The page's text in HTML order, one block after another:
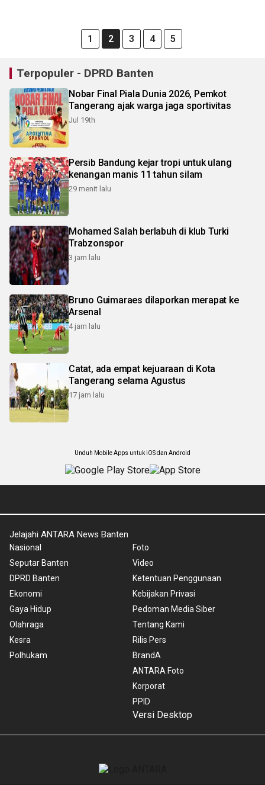
1 2 3 4 5
Terpopuler - DPRD Banten
Nobar Final Piala Dunia 2026, Pemkot
Tangerang ajak warga jaga sportivitas
Jul 19th
Persib Bandung kejar tropi untuk ulang
kenangan manis 11 tahun silam
29 menit lalu
Mohamed Salah berlabuh di klub Turki
Trabzonspor
3 jam lalu
Bruno Guimaraes dilaporkan merapat ke
Arsenal
4 jam lalu
Catat, ada empat kejuaraan di Kota
Tangerang selama Agustus
17 jam lalu
Unduh Mobile Apps untuk iOS dan Android
Jelajahi ANTARA News Banten
Nasional
Seputar Banten
DPRD Banten
Ekonomi
Gaya Hidup
Olahraga
Kesra
Polhukam
Foto
Video
Ketentuan Penggunaan
Kebijakan Privasi
Pedoman Media Siber
Tentang Kami
Rilis Pers
BrandA
ANTARA Foto
Korporat
PPID
Versi Desktop